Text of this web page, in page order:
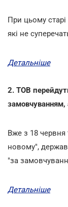
При цьому старі
які не
Детальніше
2. ТОВ
Вже з 18 червня
новому",
"за
Детальніше